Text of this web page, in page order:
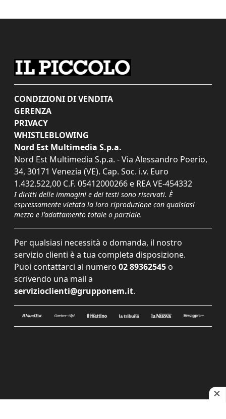
CONDIZIONI DI VENDITA
GERENZA
PRIVACY
WHISTLEBLOWING
Nord Est Multimedia S.p.a.
Nord Est Multimedia S.p.a. - Via Alessandro Poerio,
34, 30171 Venezia (VE). Cap. Soc. i.v. Euro
1.432.522,00 C.F. 05412000266 e REA VE-454332
I diritti delle immagini e dei testi sono riservati. È
espressamente vietata la loro riproduzione con qualsiasi
mezzo e l'adattamento totale o parziale.
Per qualsiasi necessità o domanda, il nostro
servizio clienti è a tua completa disposizione.
Puoi contattarci al numero 02 89362545 o
scrivendo una mail a
servizioclienti@grupponem.it.